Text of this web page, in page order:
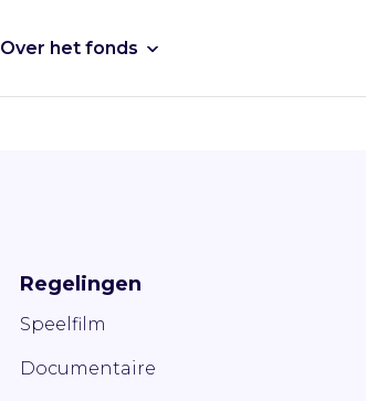
Over het fonds
Regelingen
Speelfilm
Documentaire